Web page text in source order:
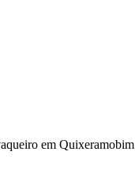
em Quixeramobim